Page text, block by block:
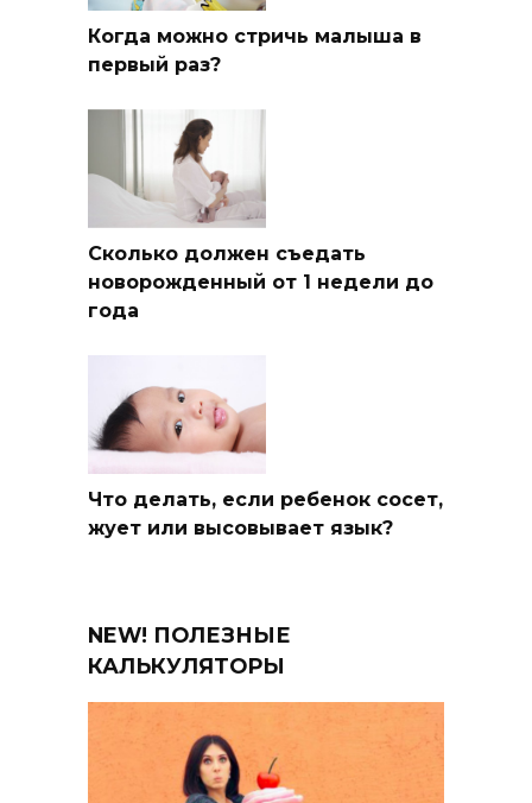
Когда можно стричь малыша в
первый раз?
Сколько должен съедать
новорожденный от 1 недели до
года
Что делать, если ребенок сосет,
жует или высовывает язык?
NEW! ПОЛЕЗНЫЕ
КАЛЬКУЛЯТОРЫ